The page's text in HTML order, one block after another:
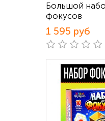
Большой
фокусов
1 595 руб